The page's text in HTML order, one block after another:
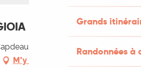
Grands
Randonnées
46100 Cardaillac
M'y rendre